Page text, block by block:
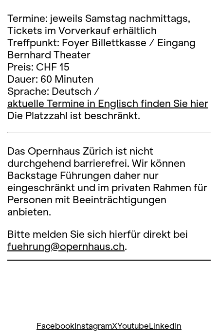
Termine: jeweils Samstag nachmittags,
Tickets im Vorverkauf erhältlich
Treffpunkt: Foyer Billettkasse / Eingang
Bernhard Theater
Preis: CHF 15
Dauer: 60 Minuten
Sprache: Deutsch /
aktuelle Termine in Englisch finden Sie hier
Die Platzzahl ist beschränkt.
Das Opernhaus Zürich ist nicht
durchgehend barrierefrei. Wir können
Backstage Führungen daher nur
eingeschränkt und im privaten Rahmen für
Personen mit Beeinträchtigungen
anbieten.
Bitte melden Sie sich hierfür direkt bei
fuehrung@opernhaus.ch.
FacebookInstagramXYoutubeLinkedIn